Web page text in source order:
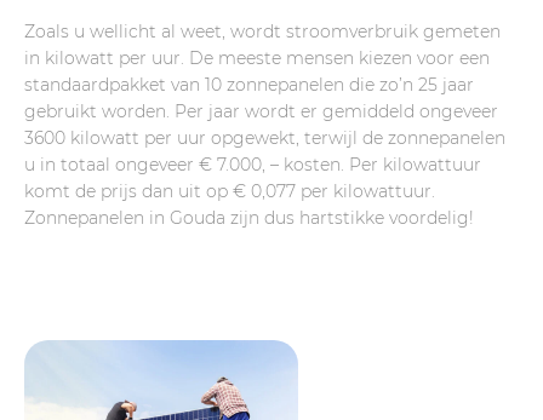
Zoals u wellicht al weet, wordt stroomverbruik gemeten
in kilowatt per uur. De meeste mensen kiezen voor een
standaardpakket van 10 zonnepanelen die zo’n 25 jaar
gebruikt worden. Per jaar wordt er gemiddeld ongeveer
3600 kilowatt per uur opgewekt, terwijl de zonnepanelen
u in totaal ongeveer € 7.000, – kosten. Per kilowattuur
komt de prijs dan uit op € 0,077 per kilowattuur.
Zonnepanelen in Gouda zijn dus hartstikke voordelig!